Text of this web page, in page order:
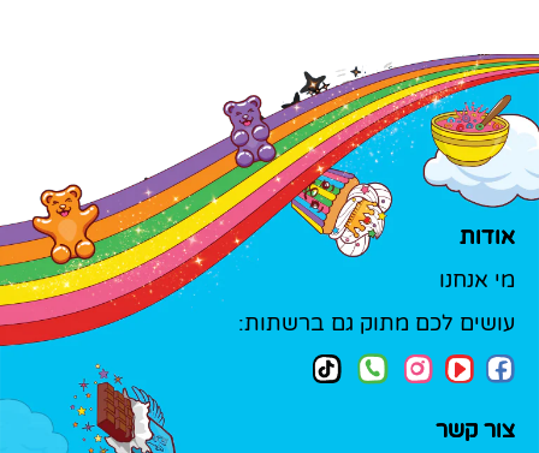
אודות
מי אנחנו
עושים לכם מתוק גם ברשתות:
צור קשר